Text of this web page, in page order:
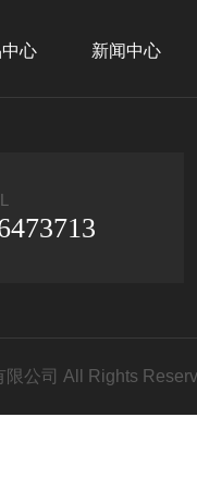
心 新闻中心
限公司 All Rights